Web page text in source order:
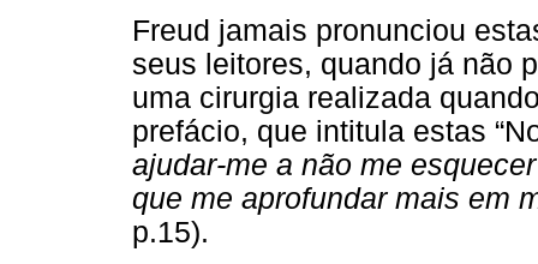
Freud jamais pronunciou
seus leitores, quando já não
uma cirurgia realizada
prefácio, que intitula estas
ajudar-me a não me
que me aprofundar mais em
p.15).